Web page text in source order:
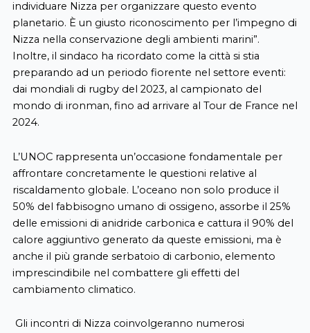
individuare Nizza per organizzare questo evento
planetario. È un giusto riconoscimento per l’impegno di
Nizza nella conservazione degli ambienti marini”.
Inoltre, il sindaco ha ricordato come la città si stia
preparando ad un periodo fiorente nel settore eventi:
dai mondiali di rugby del 2023, al campionato del
mondo di ironman, fino ad arrivare al Tour de France nel
2024.
L’UNOC rappresenta un’occasione fondamentale per
affrontare concretamente le questioni relative al
riscaldamento globale. L’oceano non solo produce il
50% del fabbisogno umano di ossigeno, assorbe il 25%
delle emissioni di anidride carbonica e cattura il 90% del
calore aggiuntivo generato da queste emissioni, ma è
anche il più grande serbatoio di carbonio, elemento
imprescindibile nel combattere gli effetti del
cambiamento climatico.
Gli incontri di Nizza coinvolgeranno numerosi